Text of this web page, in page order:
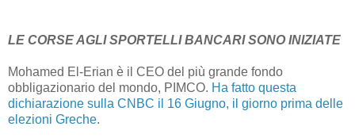
LE CORSE AGLI SPORTELLI BANCARI SONO INIZIATE
Mohamed El-Erian è il CEO del più grande fondo
obbligazionario del mondo, PIMCO. Ha fatto questa
dichiarazione sulla CNBC il 16 Giugno, il giorno prima delle
elezioni Greche.